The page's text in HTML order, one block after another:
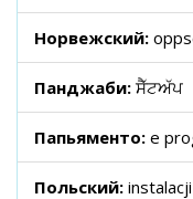
Норвежский:
Панджаби: ਸੈੱਟਅੱਪ
Папьяменто: e
Польский: instalacji